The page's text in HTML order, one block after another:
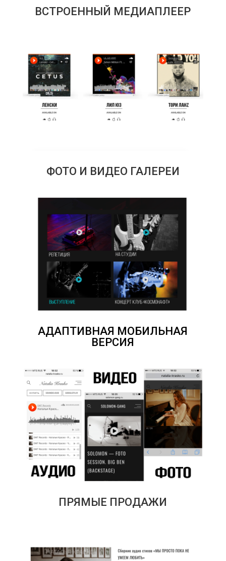
ВСТРОЕННЫЙ МЕДИАПЛЕЕР
ФОТО И ВИДЕО ГАЛЕРЕИ
АДАПТИВНАЯ МОБИЛЬНАЯ
ВЕРСИЯ
ПРЯМЫЕ ПРОДАЖИ